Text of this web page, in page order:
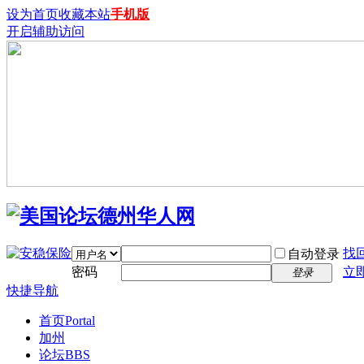
设为首页收藏本站手机版
开启辅助访问
自动登录 找
密码
登录
立
快捷导航
首页Portal
加州
论坛BBS